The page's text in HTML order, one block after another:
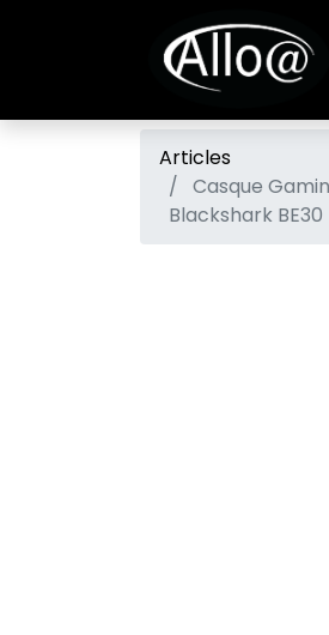
Articles
Casque
Blackshark BE30